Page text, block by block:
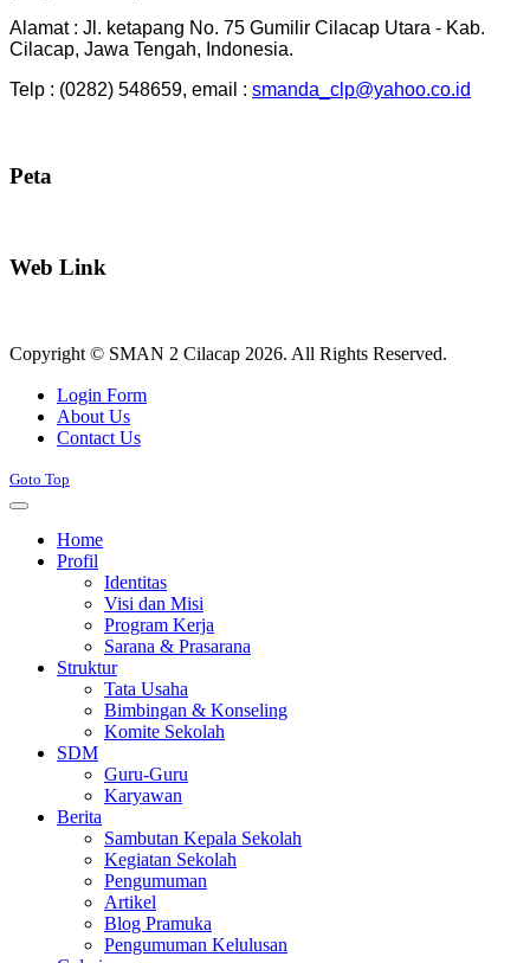
Alamat : Jl. ketapang No. 75 Gumilir Cilacap Utara - Kab.
Cilacap, Jawa Tengah, Indonesia.
Telp : (0282) 548659, email : smanda_clp@yahoo.co.id
Peta
Web Link
Copyright © SMAN 2 Cilacap 2026. All Rights Reserved.
Login Form
About Us
Contact Us
Goto Top
Home
Profil
Identitas
Visi dan Misi
Program Kerja
Sarana & Prasarana
Struktur
Tata Usaha
Bimbingan & Konseling
Komite Sekolah
SDM
Guru-Guru
Karyawan
Berita
Sambutan Kepala Sekolah
Kegiatan Sekolah
Pengumuman
Artikel
Blog Pramuka
Pengumuman Kelulusan